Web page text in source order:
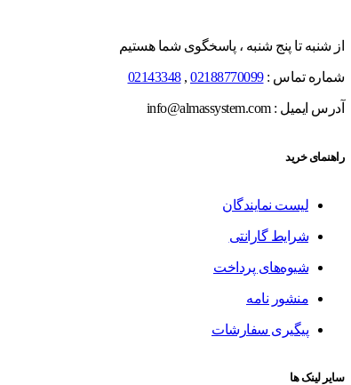
از شنبه تا پنج شنبه ، پاسخگوی شما هستیم
شماره تماس :02188770099
,
02143348
آدرس ایمیل : info@almassystem.com
راهنمای خرید
لیست نمایندگان
شرایط گارانتی
شیوه‌های پرداخت
منشور نامه
پیگیری سفارشات
سایر لینک ها